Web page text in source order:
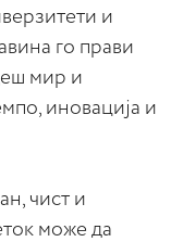
и
го прави
мир и
иновација и
чист и
може да